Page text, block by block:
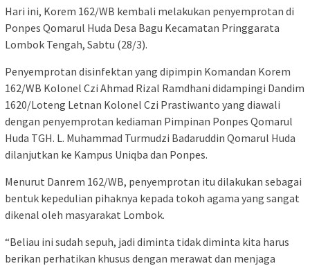
Hari ini, Korem 162/WB kembali melakukan penyemprotan di
Ponpes Qomarul Huda Desa Bagu Kecamatan Pringgarata
Lombok Tengah, Sabtu (28/3).
Penyemprotan disinfektan yang dipimpin Komandan Korem
162/WB Kolonel Czi Ahmad Rizal Ramdhani didampingi Dandim
1620/Loteng Letnan Kolonel Czi Prastiwanto yang diawali
dengan penyemprotan kediaman Pimpinan Ponpes Qomarul
Huda TGH. L. Muhammad Turmudzi Badaruddin Qomarul Huda
dilanjutkan ke Kampus Uniqba dan Ponpes.
Menurut Danrem 162/WB, penyemprotan itu dilakukan sebagai
bentuk kepedulian pihaknya kepada tokoh agama yang sangat
dikenal oleh masyarakat Lombok.
“Beliau ini sudah sepuh, jadi diminta tidak diminta kita harus
berikan perhatikan khusus dengan merawat dan menjaga